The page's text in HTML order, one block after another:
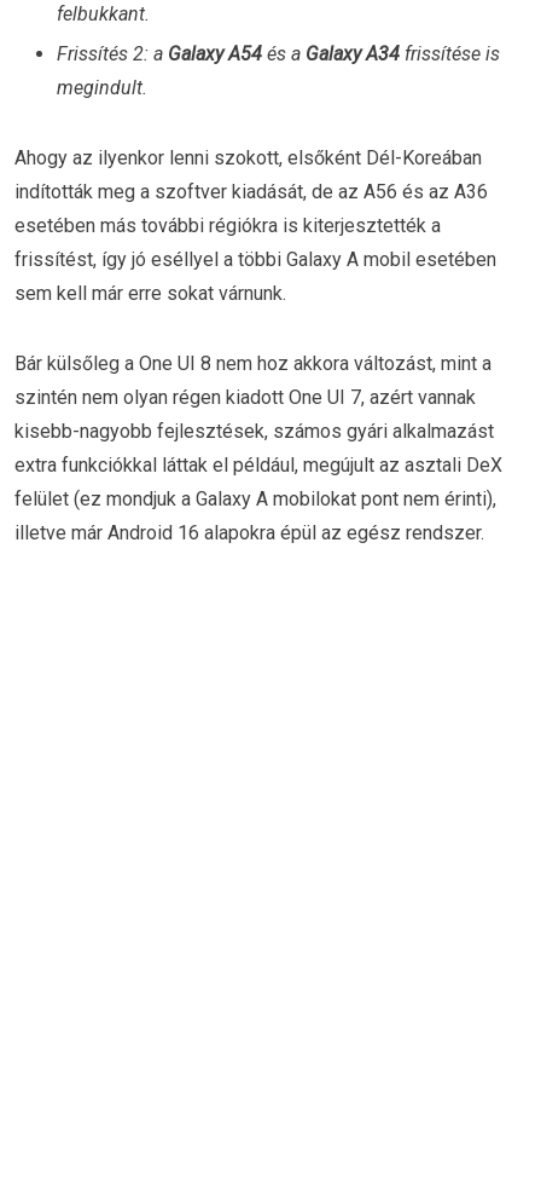
felbukkant.
Frissítés 2: a Galaxy A54 és a Galaxy A34 frissítése is
megindult.
Ahogy az ilyenkor lenni szokott, elsőként Dél-Koreában
indították meg a szoftver kiadását, de az A56 és az A36
esetében más további régiókra is kiterjesztették a
frissítést, így jó eséllyel a többi Galaxy A mobil esetében
sem kell már erre sokat várnunk.
Bár külsőleg a One UI 8 nem hoz akkora változást, mint a
szintén nem olyan régen kiadott One UI 7, azért vannak
kisebb-nagyobb fejlesztések, számos gyári alkalmazást
extra funkciókkal láttak el például, megújult az asztali DeX
felület (ez mondjuk a Galaxy A mobilokat pont nem érinti),
illetve már Android 16 alapokra épül az egész rendszer.